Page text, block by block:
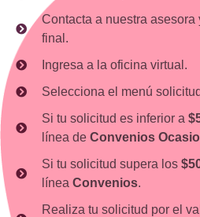
Contacta a nuestra
final.
Ingresa a la oficina virtual.
Selecciona el menú
Si tu solicitud es inferior a
línea de Convenios
Si tu solicitud supera los
línea Convenios.
Realiza tu solicitud por el